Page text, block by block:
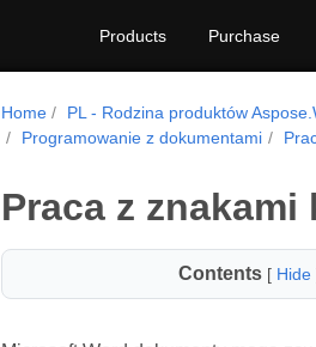
Products Purchase
Home PL - Rodzina produktów
Programowanie z dokumentami
Praca z
Contents[ Hide